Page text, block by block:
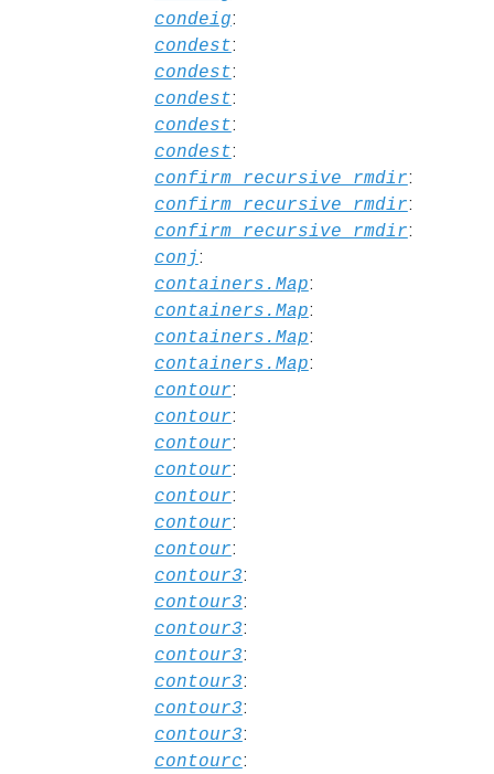
condeig:
condest:
condest:
condest:
condest:
condest:
confirm_recursive_rmdir:
confirm_recursive_rmdir:
confirm_recursive_rmdir:
conj:
containers.Map:
containers.Map:
containers.Map:
containers.Map:
contour:
contour:
contour:
contour:
contour:
contour:
contour:
contour3:
contour3:
contour3:
contour3:
contour3:
contour3:
contour3:
contourc: